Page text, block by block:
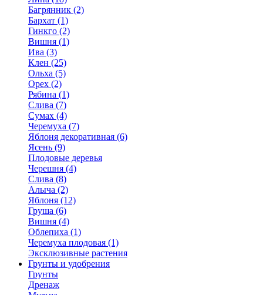
Багрянник (2)
Бархат (1)
Гинкго (2)
Вишня (1)
Ива (3)
Клен (25)
Ольха (5)
Орех (2)
Рябина (1)
Слива (7)
Сумах (4)
Черемуха (7)
Яблоня декоративная (6)
Ясень (9)
Плодовые деревья
Черешня (4)
Слива (8)
Алыча (2)
Яблоня (12)
Груша (6)
Вишня (4)
Облепиха (1)
Черемуха плодовая (1)
Эксклюзивные растения
Грунты и удобрения
Грунты
Дренаж